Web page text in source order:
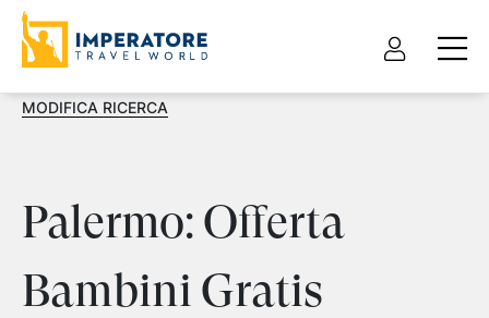
MODIFICA RICERCA
Palermo: Offerta
Bambini Gratis